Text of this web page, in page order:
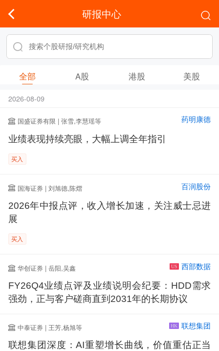
研报中心
全部 A股 港股 美股
2026-08-09
国盛证券有限 | 张雪,李慧瑶等 药明康德
业绩表现持续亮眼，大幅上调全年指引
买入
国海证券 | 刘旭德,陈熠 百润股份
2026年中报点评，收入增长加速，关注威士忌进
展
买入
华创证券 | 岳阳,吴鑫 US 西部数据
FY26Q4业绩点评及业绩说明会纪要：HDD需求
强劲，正与客户磋商直到2031年的长期协议
中泰证券 | 王芳,杨旭等 HK 联想集团
联想集团深度：AI重塑增长曲线，价值重估正当